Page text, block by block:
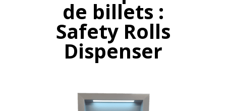
de billets :
Safety Rolls
Dispenser